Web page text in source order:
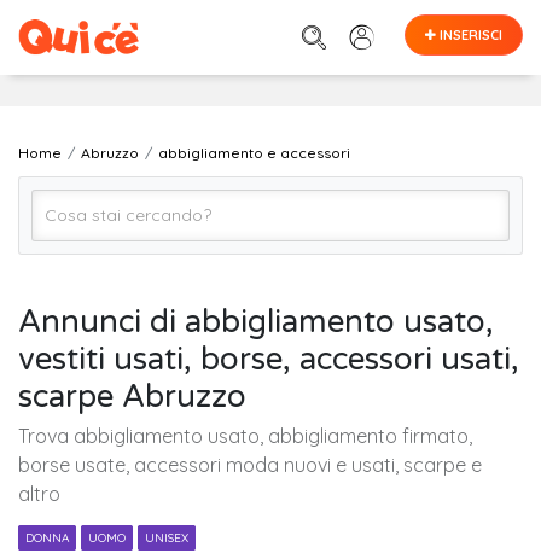
INSERISCI
Home Abruzzo abbigliamento e accessori
ABRUZZO (regione)
Cerca
Annunci di abbigliamento usato,
vestiti usati, borse, accessori usati,
scarpe Abruzzo
Trova abbigliamento usato, abbigliamento firmato,
borse usate, accessori moda nuovi e usati, scarpe e
altro
DONNA UOMO UNISEX